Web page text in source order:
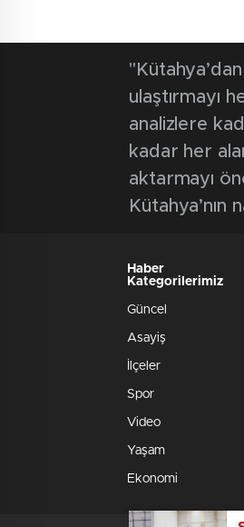
ulaştırmayı
analizlere
kadar her
aktarmayı
Kütahya’nın
Haber
Kategorilerimiz
Güncel
Asayiş
İlçeler
Spor
Video
Yaşam
Ekonomi